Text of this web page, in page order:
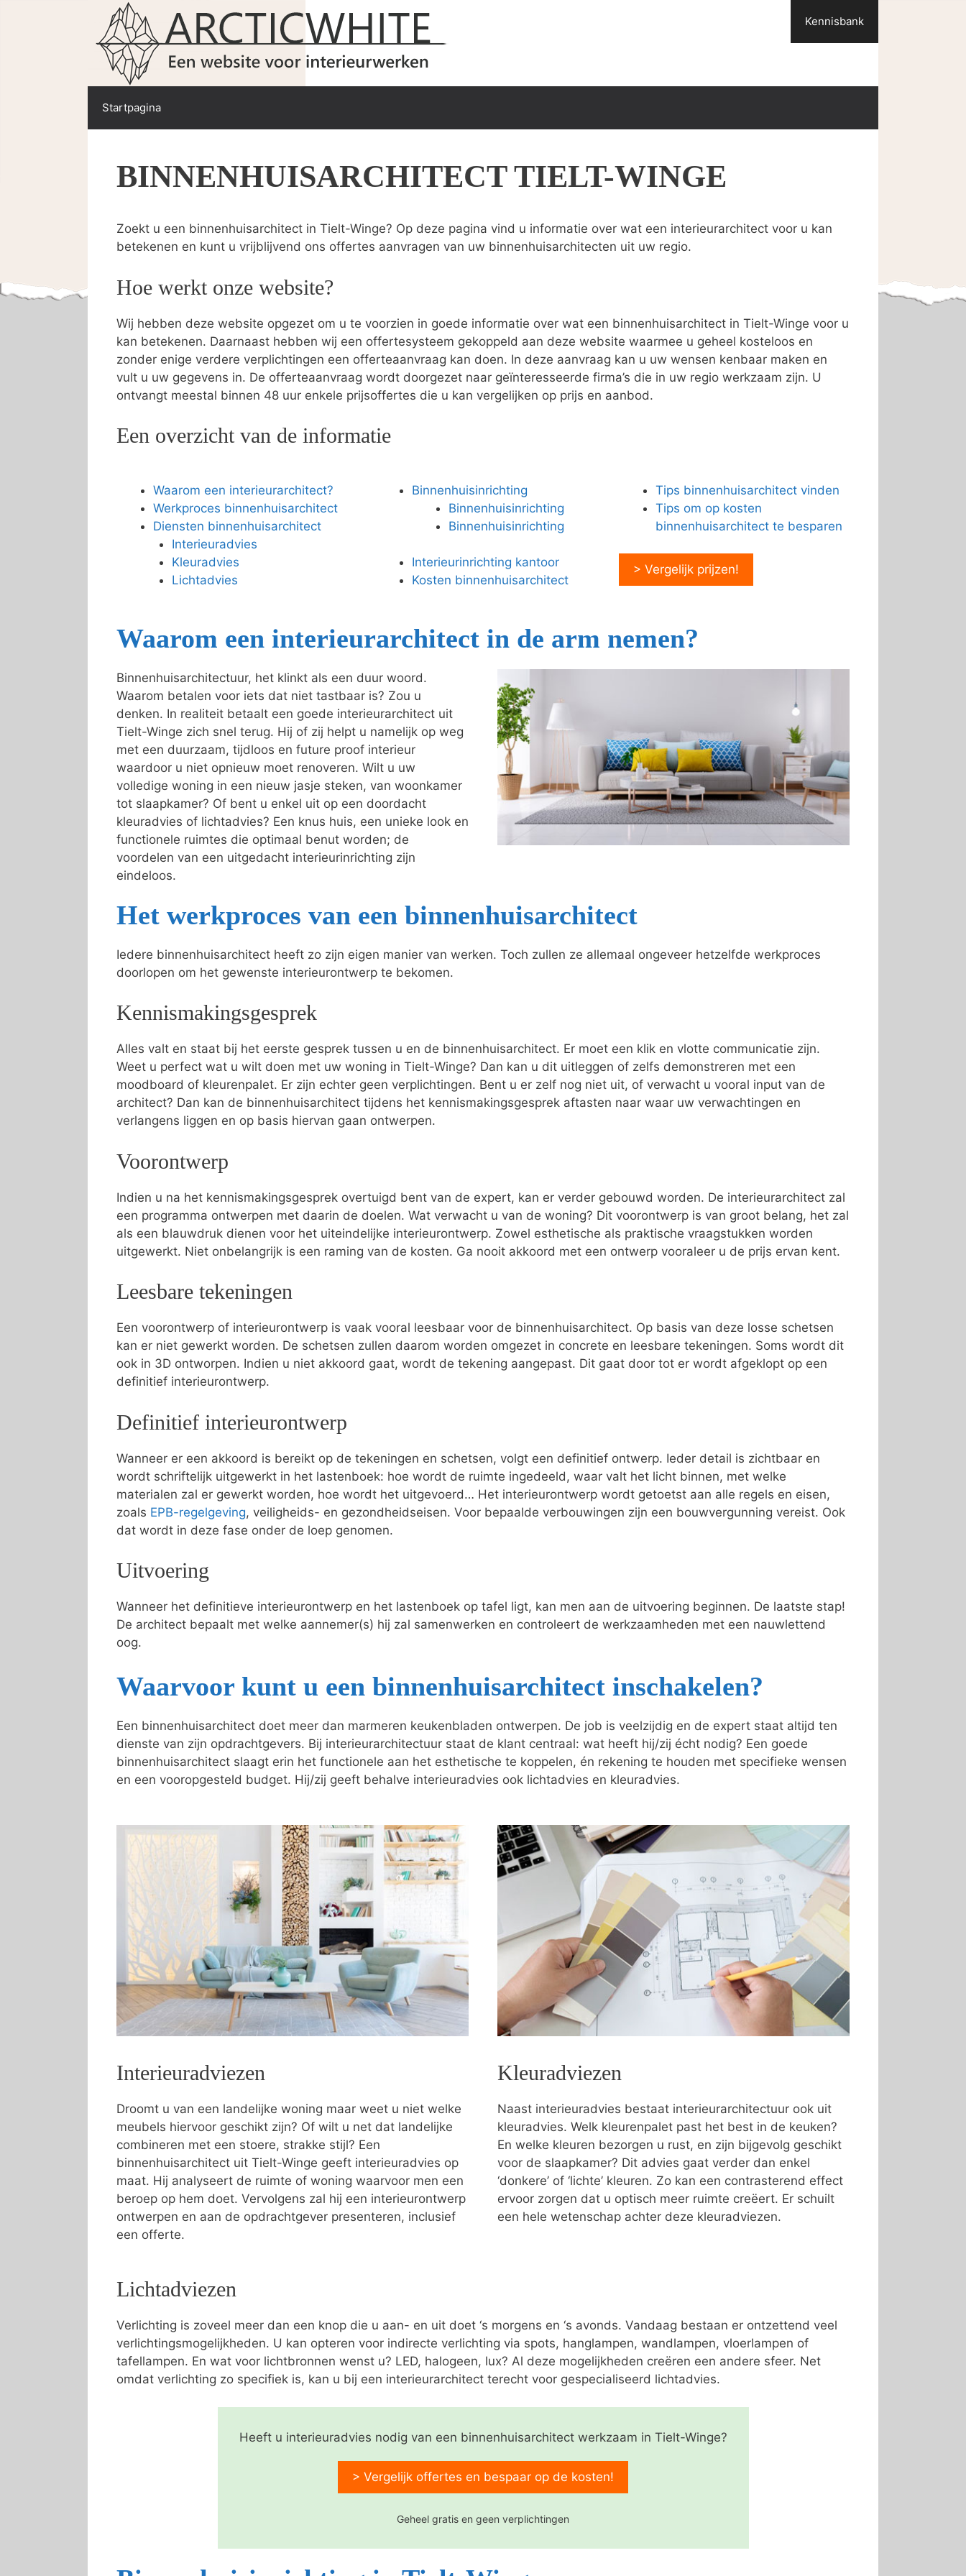
Kennisbank
Startpagina
BINNENHUISARCHITECT TIELT-WINGE
Zoekt u een binnenhuisarchitect in Tielt-Winge? Op deze pagina vind u informatie over wat een interieurarchitect voor u kan
betekenen en kunt u vrijblijvend ons offertes aanvragen van uw binnenhuisarchitecten uit uw regio.
Hoe werkt onze website?
Wij hebben deze website opgezet om u te voorzien in goede informatie over wat een binnenhuisarchitect in Tielt-Winge voor u
kan betekenen. Daarnaast hebben wij een offertesysteem gekoppeld aan deze website waarmee u geheel kosteloos en
zonder enige verdere verplichtingen een offerteaanvraag kan doen. In deze aanvraag kan u uw wensen kenbaar maken en
vult u uw gegevens in. De offerteaanvraag wordt doorgezet naar geïnteresseerde firma’s die in uw regio werkzaam zijn. U
ontvangt meestal binnen 48 uur enkele prijsoffertes die u kan vergelijken op prijs en aanbod.
Een overzicht van de informatie
Waarom een interieurarchitect?
Werkproces binnenhuisarchitect
Diensten binnenhuisarchitect
Interieuradvies
Kleuradvies
Lichtadvies
Binnenhuisinrichting
Binnenhuisinrichting
Binnenhuisinrichting
Interieurinrichting kantoor
Kosten binnenhuisarchitect
Tips binnenhuisarchitect vinden
Tips om op kosten
binnenhuisarchitect te besparen
> Vergelijk prijzen!
Waarom een interieurarchitect in de arm nemen?
Binnenhuisarchitectuur, het klinkt als een duur woord.
Waarom betalen voor iets dat niet tastbaar is? Zou u
denken. In realiteit betaalt een goede interieurarchitect uit
Tielt-Winge zich snel terug. Hij of zij helpt u namelijk op weg
met een duurzaam, tijdloos en future proof interieur
waardoor u niet opnieuw moet renoveren. Wilt u uw
volledige woning in een nieuw jasje steken, van woonkamer
tot slaapkamer? Of bent u enkel uit op een doordacht
kleuradvies of lichtadvies? Een knus huis, een unieke look en
functionele ruimtes die optimaal benut worden; de
voordelen van een uitgedacht interieurinrichting zijn
eindeloos.
Het werkproces van een binnenhuisarchitect
Iedere binnenhuisarchitect heeft zo zijn eigen manier van werken. Toch zullen ze allemaal ongeveer hetzelfde werkproces
doorlopen om het gewenste interieurontwerp te bekomen.
Kennismakingsgesprek
Alles valt en staat bij het eerste gesprek tussen u en de binnenhuisarchitect. Er moet een klik en vlotte communicatie zijn.
Weet u perfect wat u wilt doen met uw woning in Tielt-Winge? Dan kan u dit uitleggen of zelfs demonstreren met een
moodboard of kleurenpalet. Er zijn echter geen verplichtingen. Bent u er zelf nog niet uit, of verwacht u vooral input van de
architect? Dan kan de binnenhuisarchitect tijdens het kennismakingsgesprek aftasten naar waar uw verwachtingen en
verlangens liggen en op basis hiervan gaan ontwerpen.
Voorontwerp
Indien u na het kennismakingsgesprek overtuigd bent van de expert, kan er verder gebouwd worden. De interieurarchitect zal
een programma ontwerpen met daarin de doelen. Wat verwacht u van de woning? Dit voorontwerp is van groot belang, het zal
als een blauwdruk dienen voor het uiteindelijke interieurontwerp. Zowel esthetische als praktische vraagstukken worden
uitgewerkt. Niet onbelangrijk is een raming van de kosten. Ga nooit akkoord met een ontwerp vooraleer u de prijs ervan kent.
Leesbare tekeningen
Een voorontwerp of interieurontwerp is vaak vooral leesbaar voor de binnenhuisarchitect. Op basis van deze losse schetsen
kan er niet gewerkt worden. De schetsen zullen daarom worden omgezet in concrete en leesbare tekeningen. Soms wordt dit
ook in 3D ontworpen. Indien u niet akkoord gaat, wordt de tekening aangepast. Dit gaat door tot er wordt afgeklopt op een
definitief interieurontwerp.
Definitief interieurontwerp
Wanneer er een akkoord is bereikt op de tekeningen en schetsen, volgt een definitief ontwerp. Ieder detail is zichtbaar en
wordt schriftelijk uitgewerkt in het lastenboek: hoe wordt de ruimte ingedeeld, waar valt het licht binnen, met welke
materialen zal er gewerkt worden, hoe wordt het uitgevoerd… Het interieurontwerp wordt getoetst aan alle regels en eisen,
zoals EPB-regelgeving, veiligheids- en gezondheidseisen. Voor bepaalde verbouwingen zijn een bouwvergunning vereist. Ook
dat wordt in deze fase onder de loep genomen.
Uitvoering
Wanneer het definitieve interieurontwerp en het lastenboek op tafel ligt, kan men aan de uitvoering beginnen. De laatste stap!
De architect bepaalt met welke aannemer(s) hij zal samenwerken en controleert de werkzaamheden met een nauwlettend
oog.
Waarvoor kunt u een binnenhuisarchitect inschakelen?
Een binnenhuisarchitect doet meer dan marmeren keukenbladen ontwerpen. De job is veelzijdig en de expert staat altijd ten
dienste van zijn opdrachtgevers. Bij interieurarchitectuur staat de klant centraal: wat heeft hij/zij écht nodig? Een goede
binnenhuisarchitect slaagt erin het functionele aan het esthetische te koppelen, én rekening te houden met specifieke wensen
en een vooropgesteld budget. Hij/zij geeft behalve interieuradvies ook lichtadvies en kleuradvies.
Interieuradviezen
Droomt u van een landelijke woning maar weet u niet welke
meubels hiervoor geschikt zijn? Of wilt u net dat landelijke
combineren met een stoere, strakke stijl? Een
binnenhuisarchitect uit Tielt-Winge geeft interieuradvies op
maat. Hij analyseert de ruimte of woning waarvoor men een
beroep op hem doet. Vervolgens zal hij een interieurontwerp
ontwerpen en aan de opdrachtgever presenteren, inclusief
een offerte.
Kleuradviezen
Naast interieuradvies bestaat interieurarchitectuur ook uit
kleuradvies. Welk kleurenpalet past het best in de keuken?
En welke kleuren bezorgen u rust, en zijn bijgevolg geschikt
voor de slaapkamer? Dit advies gaat verder dan enkel
‘donkere’ of ‘lichte’ kleuren. Zo kan een contrasterend effect
ervoor zorgen dat u optisch meer ruimte creëert. Er schuilt
een hele wetenschap achter deze kleuradviezen.
Lichtadviezen
Verlichting is zoveel meer dan een knop die u aan- en uit doet ‘s morgens en ‘s avonds. Vandaag bestaan er ontzettend veel
verlichtingsmogelijkheden. U kan opteren voor indirecte verlichting via spots, hanglampen, wandlampen, vloerlampen of
tafellampen. En wat voor lichtbronnen wenst u? LED, halogeen, lux? Al deze mogelijkheden creëren een andere sfeer. Net
omdat verlichting zo specifiek is, kan u bij een interieurarchitect terecht voor gespecialiseerd lichtadvies.
Heeft u interieuradvies nodig van een binnenhuisarchitect werkzaam in Tielt-Winge?
> Vergelijk offertes en bespaar op de kosten!
Geheel gratis en geen verplichtingen